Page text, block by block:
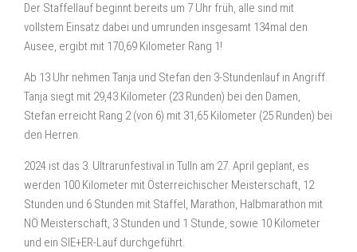
Der Staffellauf beginnt bereits um 7 Uhr früh, alle sind mit
vollstem Einsatz dabei und umrunden insgesamt 134mal den
Ausee, ergibt mit 170,69 Kilometer Rang 1!
Ab 13 Uhr nehmen Tanja und Stefan den 3-Stundenlauf in Angriff.
Tanja siegt mit 29,43 Kilometer (23 Runden) bei den Damen,
Stefan erreicht Rang 2 (von 6) mit 31,65 Kilometer (25 Runden) bei
den Herren.
2024 ist das 3. Ultrarunfestival in Tulln am 27. April geplant, es
werden 100 Kilometer mit Österreichischer Meisterschaft, 12
Stunden und 6 Stunden mit Staffel, Marathon, Halbmarathon mit
NÖ Meisterschaft, 3 Stunden und 1 Stunde, sowie 10 Kilometer
und ein SIE+ER-Lauf durchgeführt.